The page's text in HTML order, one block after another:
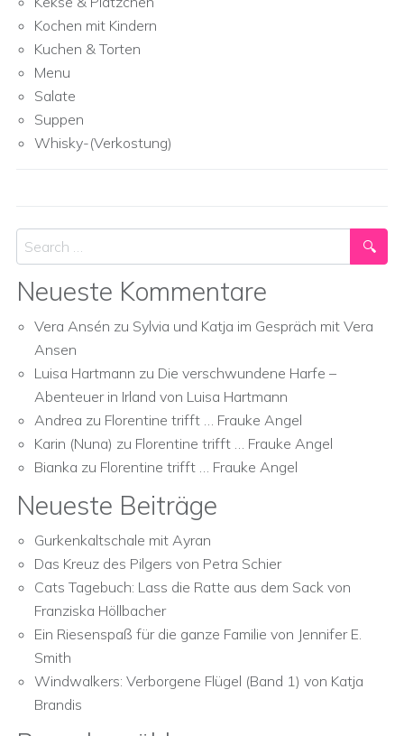
Kochen mit Kindern
Kuchen & Torten
Menu
Salate
Suppen
Whisky-(Verkostung)
Search
Neueste Kommentare
Vera Ansén zu Sylvia und Katja im Gespräch mit Vera
Ansen
Luisa Hartmann zu Die verschwundene Harfe –
Abenteuer in Irland von Luisa Hartmann
Andrea zu Florentine trifft … Frauke Angel
Karin (Nuna) zu Florentine trifft … Frauke Angel
Bianka zu Florentine trifft … Frauke Angel
Neueste Beiträge
Gurkenkaltschale mit Ayran
Das Kreuz des Pilgers von Petra Schier
Cats Tagebuch: Lass die Ratte aus dem Sack von
Franziska Höllbacher
Ein Riesenspaß für die ganze Familie von Jennifer E.
Smith
Windwalkers: Verborgene Flügel (Band 1) von Katja
Brandis